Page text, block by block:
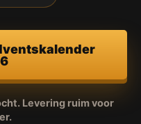
Levering ruim voor